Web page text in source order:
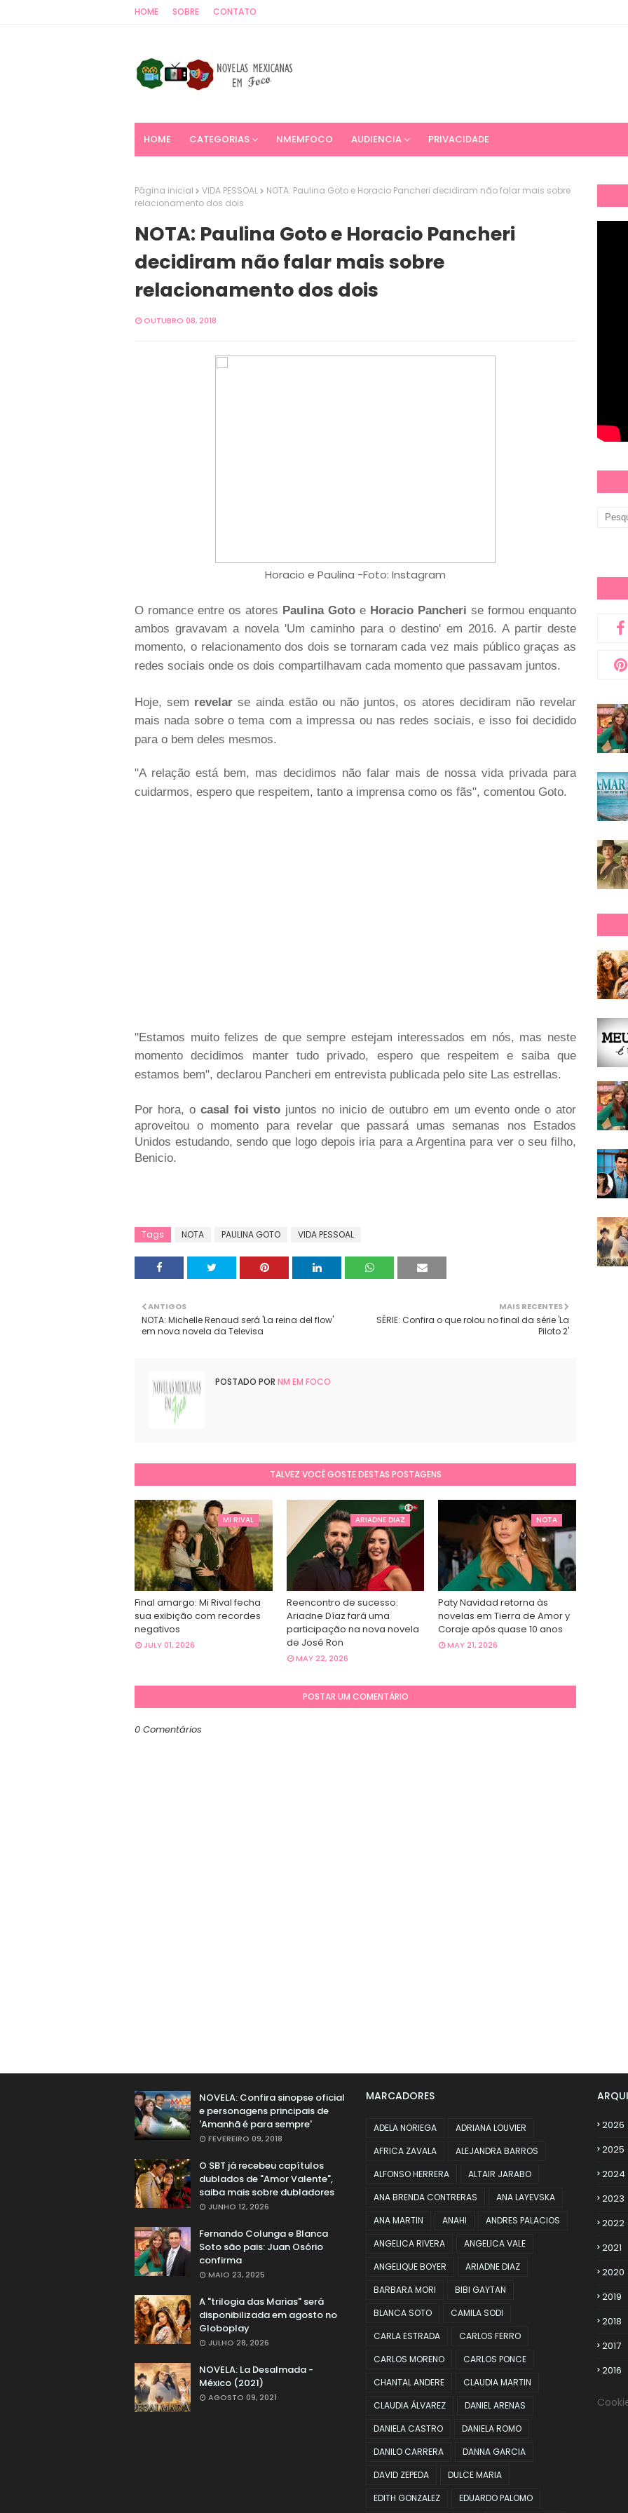
HOME SOBRE CONTATO
HOME CATEGORIAS NMEMFOCO AUDIENCIA PRIVACIDADE
Página inicial VIDA PESSOAL
NOTA: Paulina Goto e Horacio Pancheri decidiram não falar mais sobre
relacionamento dos dois
NOTA: Paulina Goto e Horacio Pancheri
decidiram não falar mais sobre
relacionamento dos dois
OUTUBRO 08, 2018
Horacio e Paulina -Foto: Instagram
O romance entre os atores Paulina Goto e Horacio Pancheri se formou enquanto
ambos gravavam a novela 'Um caminho para o destino' em 2016. A partir deste
momento, o relacionamento dos dois se tornaram cada vez mais público graças as
redes sociais onde os dois compartilhavam cada momento que passavam juntos.
Hoje, sem revelar se ainda estão ou não juntos, os atores decidiram não revelar
mais nada sobre o tema com a impressa ou nas redes sociais, e isso foi decidido
para o bem deles mesmos.
"A relação está bem, mas decidimos não falar mais de nossa vida privada para
cuidarmos, espero que respeitem, tanto a imprensa como os fãs", comentou Goto.
"Estamos muito felizes de que sempre estejam interessados em nós, mas neste
momento decidimos manter tudo privado, espero que respeitem e saiba que
estamos bem", declarou Pancheri em entrevista publicada pelo site Las estrellas.
Por hora, o casal foi visto juntos no inicio de outubro em um evento onde o ator
aproveitou o momento para revelar que passará umas semanas nos Estados
Unidos estudando, sendo que logo depois iria para a Argentina para ver o seu filho,
Benicio.
Tags NOTA PAULINA GOTO VIDA PESSOAL
MAIS RECENTES
SÉRIE: Confira o que rolou no final da série 'La
Piloto 2'
ANTIGOS
NOTA: Michelle Renaud será 'La reina del flow'
em nova novela da Televisa
POSTADO POR NM EM FOCO
TALVEZ VOCÊ GOSTE DESTAS POSTAGENS
MI RIVAL
Final amargo: Mi Rival fecha
sua exibição com recordes
negativos
JULY 01, 2026
ARIADNE DIAZ
Reencontro de sucesso:
Ariadne Díaz fará uma
participação na nova novela
de José Ron
MAY 22, 2026
NOTA
Paty Navidad retorna às
novelas em Tierra de Amor y
Coraje após quase 10 anos
MAY 21, 2026
POSTAR UM COMENTÁRIO
0 Comentários
NOVELA: Confira sinopse oficial
e personagens principais de
'Amanhã é para sempre'
FEVEREIRO 09, 2018
O SBT já recebeu capítulos
dublados de "Amor Valente",
saiba mais sobre dubladores
JUNHO 12, 2026
Fernando Colunga e Blanca
Soto são pais: Juan Osório
confirma
MAIO 23, 2025
A "trilogia das Marias" será
disponibilizada em agosto no
Globoplay
JULHO 28, 2026
NOVELA: La Desalmada -
México (2021)
AGOSTO 09, 2021
MARCADORES
ADELA NORIEGA
ADRIANA LOUVIER
AFRICA ZAVALA
ALEJANDRA BARROS
ALFONSO HERRERA
ALTAIR JARABO
ANA BRENDA CONTRERAS
ANA LAYEVSKA
ANA MARTIN
ANAHI
ANDRES PALACIOS
ANGELICA RIVERA
ANGELICA VALE
ANGELIQUE BOYER
ARIADNE DIAZ
BARBARA MORI
BIBI GAYTAN
BLANCA SOTO
CAMILA SODI
CARLA ESTRADA
CARLOS FERRO
CARLOS MORENO
CARLOS PONCE
CHANTAL ANDERE
CLAUDIA MARTIN
CLAUDIA ÁLVAREZ
DANIEL ARENAS
DANIELA CASTRO
DANIELA ROMO
DANILO CARRERA
DANNA GARCIA
DAVID ZEPEDA
DULCE MARIA
EDITH GONZALEZ
EDUARDO PALOMO
2026
2025
2024
2023
2022
2021
2020
2019
2018
2017
2016